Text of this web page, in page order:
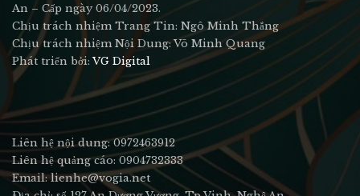
An – Cấp ngày 06/04/2023.
Chịu trách nhiệm Trang Tin: Ngô Minh Thắng
Chịu trách nhiệm Nội Dung: Võ Minh Quang
Phát triển bởi:VG Digital
Liên hệ nội dung: 0972463912
Liên hệ quảng cáo: 0904732333
Email: lienhe@vogia.net